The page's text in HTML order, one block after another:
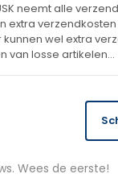
neemt alle
extra
wel extra
van losse artikelen…
Wees de eerste!